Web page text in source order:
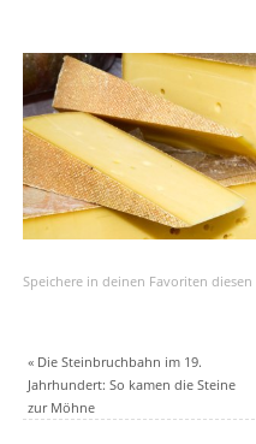
Speichere in deinen Favoriten diesen
«Die Steinbruchbahn im 19.
Jahrhundert: So kamen die Steine
zur Möhne